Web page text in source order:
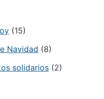
(15)
Navidad (8)
solidarios(2)